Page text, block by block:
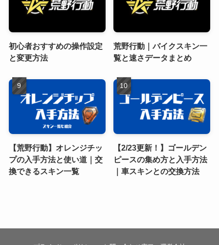
初心者おすすめの操作設定
と変更方法
荒野行動｜バイクスキン一
覧と速さデータまとめ
【荒野行動】オレンジチッ
プの入手方法と使い道｜交
換できるスキン一覧
【2/23更新！】ゴールデン
ピースの集め方と入手方法
｜車スキンとの交換方法